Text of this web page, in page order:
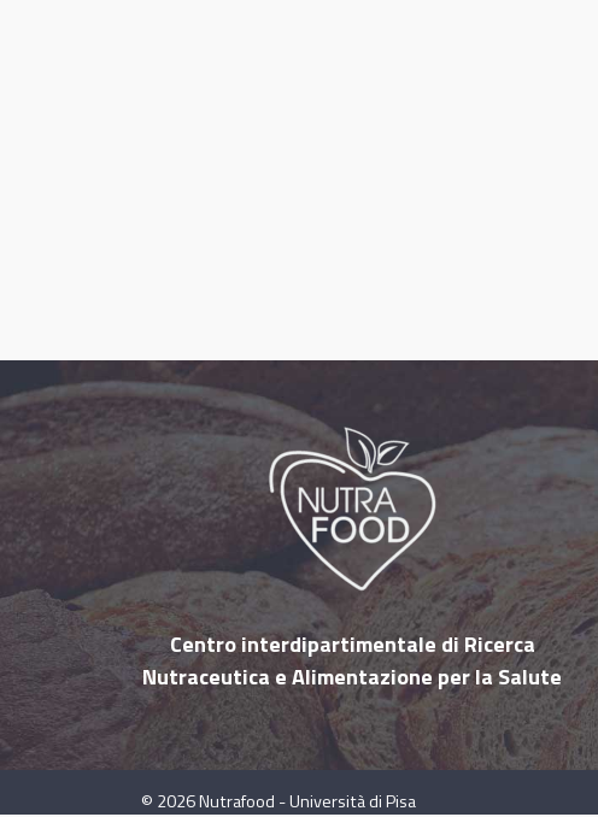
Centro interdipartimentale di Ricerca
Nutraceutica e Alimentazione per la Salute
© 2026Nutrafood - Università di Pisa